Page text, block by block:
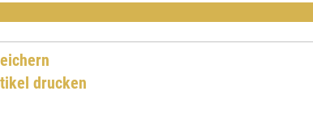
drucken